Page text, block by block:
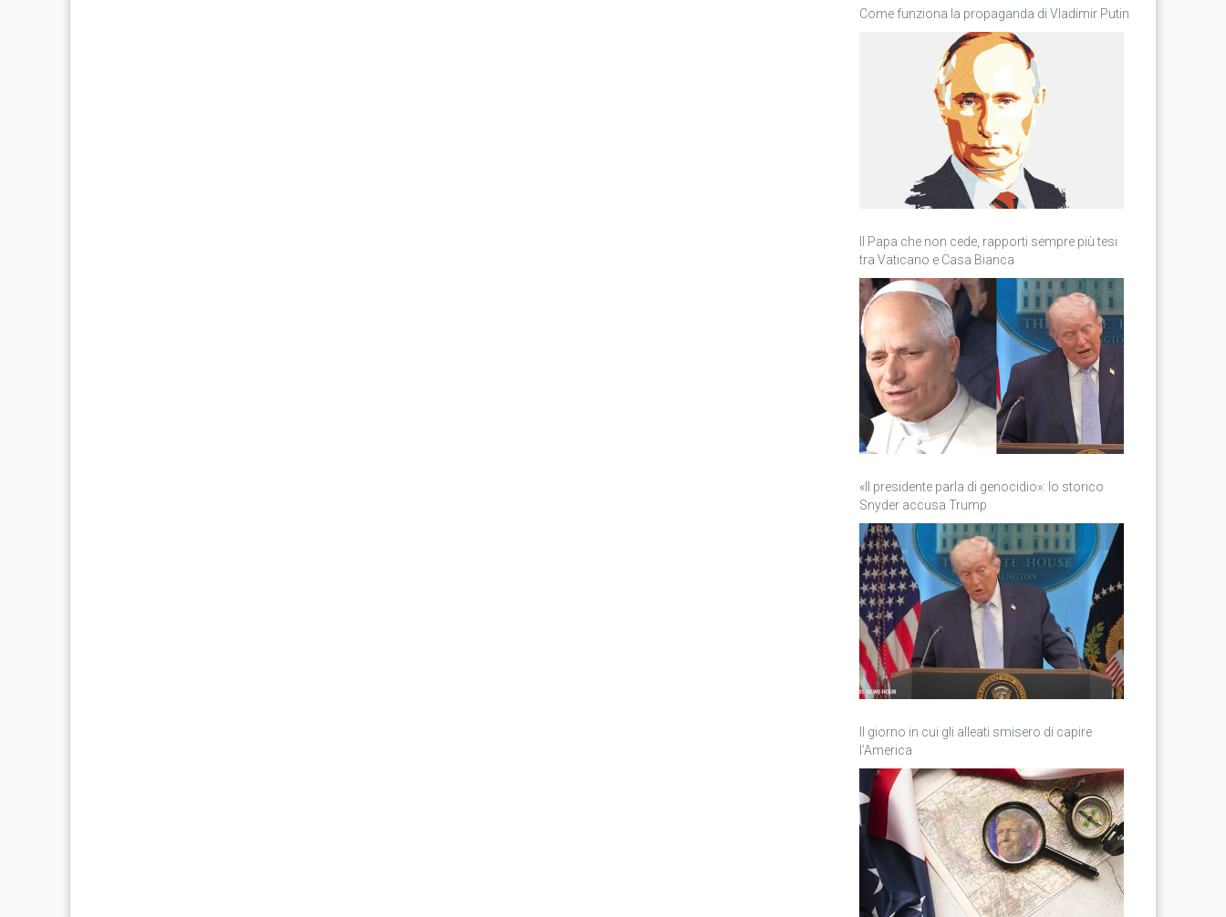
Come funziona la propaganda di Vladimir Putin
Il Papa che non cede, rapporti sempre più tesi
tra Vaticano e Casa Bianca
«Il presidente parla di genocidio»: lo storico
Snyder accusa Trump
Il giorno in cui gli alleati smisero di capire
l’America